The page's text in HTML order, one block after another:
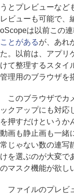
うとプレビューなど
レビューも可能で、
oScopeは以前この連
ことがあるが、あれ
た。以前は、アプリ
けて整理するスタイ
管理用のブラウザを
このブラウザでカ
ックアップにも対応
を押すだけというか
動画も静止画も一緒
常じゃない数の連写
けを選ぶのが大変で
のマスク機能が欲し
ファイルのプレビ